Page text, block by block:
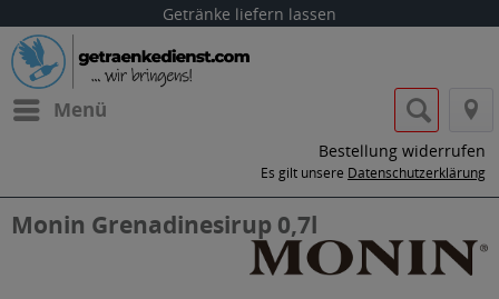
Getränke liefern lassen
Menü
Bestellung widerrufen
Es gilt unsere Datenschutzerklärung
Monin Grenadinesirup 0,7l